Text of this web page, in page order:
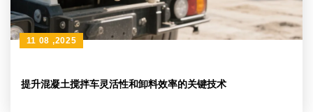
提升混凝土搅拌车灵活性和卸料效率的关键技术
11 08 ,2025